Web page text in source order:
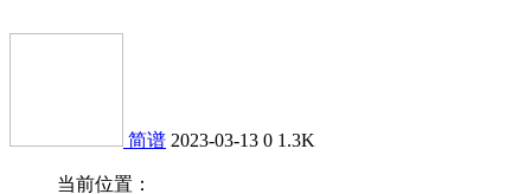
简谱 2023-03-13 0 1.3K
当前位置：